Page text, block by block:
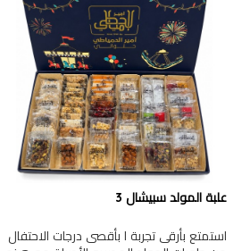
علبة المولد سبيشال 3
استمتع بأرقى تجربة ا بأقصى درجات الاحتفال